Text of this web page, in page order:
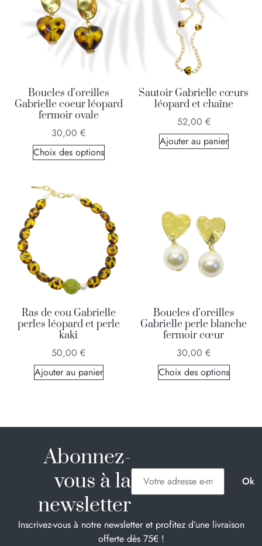
Boucles d’oreilles
Gabrielle coeur léopard
fermoir ovale
30,00 €
Choix des options
Sautoir Gabrielle cœurs
léopard et chaîne
52,00 €
Ajouter au panier
Ras de cou Gabrielle
perles léopard et perle
kaki
50,00 €
Ajouter au panier
Boucles d’oreilles
Gabrielle perle blanche
fermoir cœur
30,00 €
Choix des options
Abonnez-
vous à la
newsletter
Inscrivez-vous à notre newsletter et profitez d’une livraison
offerte dès 75€ !